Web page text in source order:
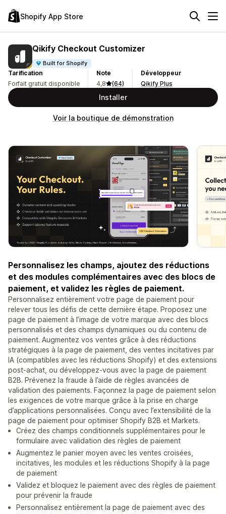
Shopify App Store
Qikify Checkout Customizer
Built for Shopify
Tarification
Forfait gratuit disponible
Note
4,8
(64)
Développeur
Qikify Plus
Installer
Voir la boutique de démonstration
Personnalisez les champs, ajoutez des réductions
et des modules complémentaires avec des blocs de
paiement, et validez les règles de paiement.
Personnalisez entièrement votre page de paiement pour
relever tous les défis de cette dernière étape. Proposez une
page de paiement à l’image de votre marque avec des blocs
personnalisés et des champs dynamiques ou du contenu de
paiement. Augmentez vos ventes grâce à des réductions
stratégiques à la page de paiement, des ventes incitatives par
IA (compatibles avec les réductions Shopify) et des extensions
post-achat, ou développez-vous avec la page de paiement
B2B. Prévenez la fraude à l’aide de règles avancées de
validation des paiements. Façonnez la page de paiement selon
les exigences de votre marque grâce à la prise en charge
d’applications personnalisées. Conçu avec l’extensibilité de la
page de paiement pour optimiser Shopify B2B et Markets.
Créez des champs conditionnels supplémentaires pour le
formulaire avec validation des règles de paiement
Augmentez le panier moyen avec les ventes croisées,
incitatives, les modules et les réductions Shopify à la page
de paiement
Validez et bloquez le paiement avec des règles de paiement
pour prévenir la fraude
Personnalisez entièrement la page de paiement avec des